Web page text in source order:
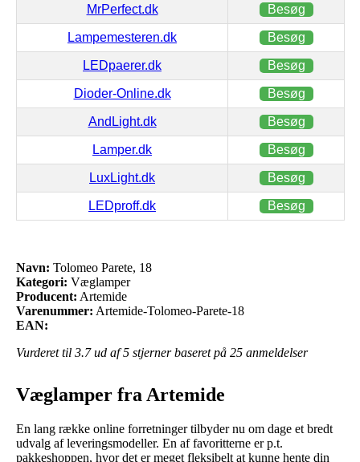
MrPerfect.dk Besøg
Lampemesteren.dk Besøg
LEDpaerer.dk Besøg
Dioder-Online.dk Besøg
AndLight.dk Besøg
Lamper.dk Besøg
LuxLight.dk Besøg
LEDproff.dk Besøg
Navn: Tolomeo Parete, 18
Kategori: Væglamper
Producent: Artemide
Varenummer: Artemide-Tolomeo-Parete-18
EAN:
Vurderet til 3.7ud af 5 stjerner baseret på 25 anmeldelser
Væglamper fra Artemide
En lang række online forretninger tilbyder nu om dage et bredt
udvalg af leveringsmodeller. En af favoritterne er p.t.
pakkeshoppen, hvor det er meget fleksibelt at kunne hente din